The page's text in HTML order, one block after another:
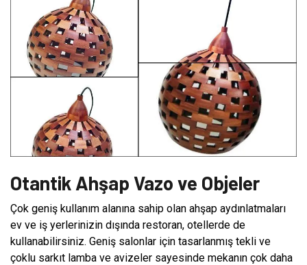
Otantik Ahşap Vazo ve Objeler
Çok geniş kullanım alanına sahip olan ahşap aydınlatmaları
ev ve iş yerlerinizin dışında restoran, otellerde de
kullanabilirsiniz. Geniş salonlar için tasarlanmış tekli ve
çoklu sarkıt lamba ve avizeler sayesinde mekanın çok daha